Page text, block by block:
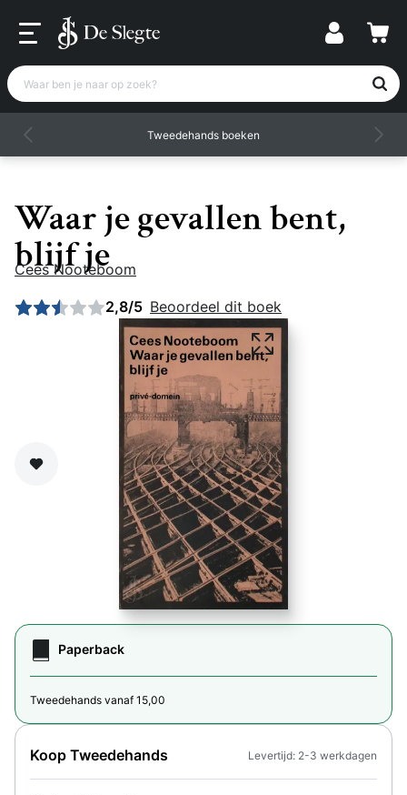
Waar ben je naar op zoek?
Tweedehands boeken
Waar je gevallen bent,
blijf je
Cees Nooteboom
Gemiddelde beoordeling: 2,75 uit 5
2,8/5 Beoordeel dit boek
Zet op verlanglijst
Paperback
Tweedehands vanaf 15,00
Koop Tweedehands Levertijd: 2-3 werkdagen